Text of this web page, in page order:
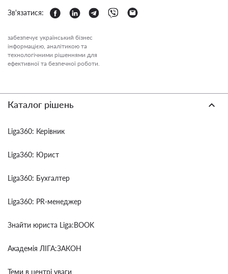
Зв'язатися:
забезпечує український бізнес
інформацією, аналітикою та
технологічними рішеннями для
ефективної та безпечної роботи.
Каталог рішень
Liga360: Керівник
Liga360: Юрист
Liga360: Бухгалтер
Liga360: PR-менеджер
Знайти юриста Liga:BOOK
Академія ЛІГА:ЗАКОН
Теми в центрі уваги